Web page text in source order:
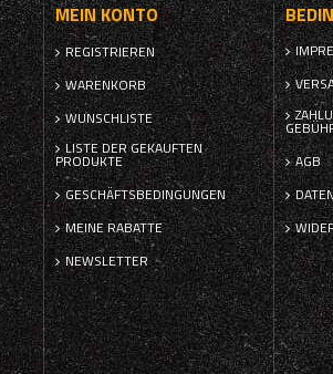
MEIN KONTO
REGISTRIEREN
WARENKORB
WUNSCHLISTE
LISTE DER GEKAUFTEN
PRODUKTE
GESCHÄFTSBEDINGUNGEN
MEINE RABATTE
NEWSLETTER
AGB